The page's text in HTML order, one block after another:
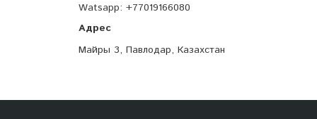
Watsapp +77019166080
Майры 3, Павлодар, Казахстан